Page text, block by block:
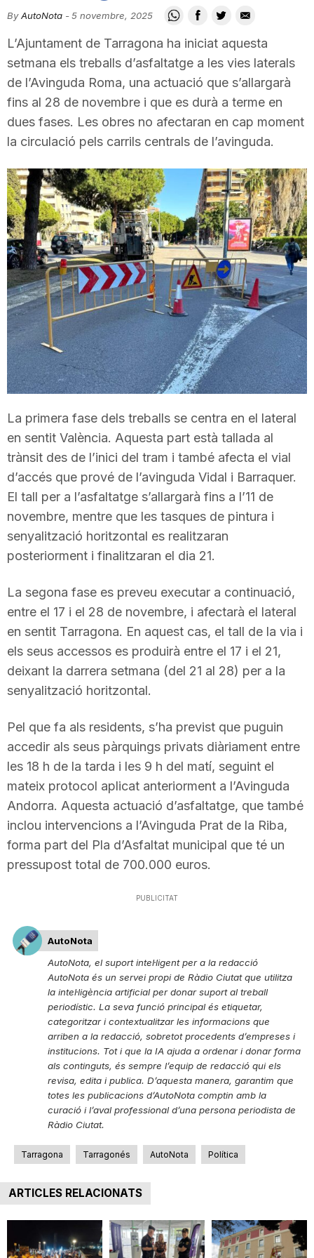
i
u
t
a
t
e
T
r
r
g
o
a
By AutoNota -5 novembre, 2025
L’Ajuntament de Tarragona ha iniciat aquesta
setmana els treballs d’asfaltatge a les vies laterals
de l’Avinguda Roma, una actuació que s’allargarà
fins al 28 de novembre i que es durà a terme en
dues fases. Les obres no afectaran en cap moment
la circulació pels carrils centrals de l’avinguda.
La primera fase dels treballs se centra en el lateral
en sentit València. Aquesta part està tallada al
trànsit des de l’inici del tram i també afecta el vial
d’accés que prové de l’avinguda Vidal i Barraquer.
El tall per a l’asfaltatge s’allargarà fins a l’11 de
novembre, mentre que les tasques de pintura i
senyalització horitzontal es realitzaran
posteriorment i finalitzaran el dia 21.
La segona fase es preveu executar a continuació,
entre el 17 i el 28 de novembre, i afectarà el lateral
en sentit Tarragona. En aquest cas, el tall de la via i
els seus accessos es produirà entre el 17 i el 21,
deixant la darrera setmana (del 21 al 28) per a la
senyalització horitzontal.
Pel que fa als residents, s’ha previst que puguin
accedir als seus pàrquings privats diàriament entre
les 18 h de la tarda i les 9 h del matí, seguint el
mateix protocol aplicat anteriorment a l’Avinguda
Andorra. Aquesta actuació d’asfaltatge, que també
inclou intervencions a l’Avinguda Prat de la Riba,
forma part del Pla d’Asfaltat municipal que té un
pressupost total de 700.000 euros.
PUBLICITAT
AutoNota
AutoNota, el suport intel·ligent per a la redacció
AutoNota és un servei propi de Ràdio Ciutat que utilitza
la intel·ligència artificial per donar suport al treball
periodístic. La seva funció principal és etiquetar,
categoritzar i contextualitzar les informacions que
arriben a la redacció, sobretot procedents d’empreses i
institucions. Tot i que la IA ajuda a ordenar i donar forma
als continguts, és sempre l’equip de redacció qui els
revisa, edita i publica. D’aquesta manera, garantim que
totes les publicacions d’AutoNota comptin amb la
curació i l’aval professional d’una persona periodista de
Ràdio Ciutat.
Tarragona Tarragonés AutoNota Política
ARTICLES RELACIONATS